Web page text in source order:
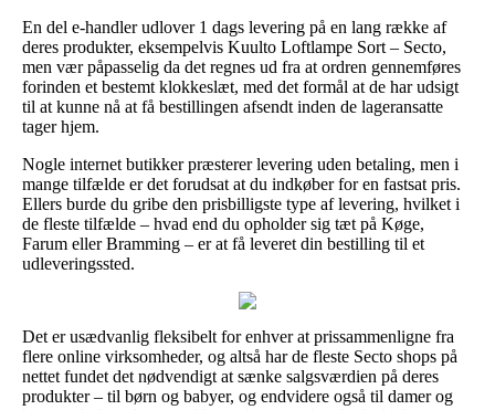
En del e-handler udlover 1 dags levering på en lang række af
deres produkter, eksempelvis Kuulto Loftlampe Sort – Secto,
men vær påpasselig da det regnes ud fra at ordren gennemføres
forinden et bestemt klokkeslæt, med det formål at de har udsigt
til at kunne nå at få bestillingen afsendt inden de lageransatte
tager hjem.
Nogle internet butikker præsterer levering uden betaling, men i
mange tilfælde er det forudsat at du indkøber for en fastsat pris.
Ellers burde du gribe den prisbilligste type af levering, hvilket i
de fleste tilfælde – hvad end du opholder sig tæt på Køge,
Farum eller Bramming – er at få leveret din bestilling til et
udleveringssted.
Det er usædvanlig fleksibelt for enhver at prissammenligne fra
flere online virksomheder, og altså har de fleste Secto shops på
nettet fundet det nødvendigt at sænke salgsværdien på deres
produkter – til børn og babyer, og endvidere også til damer og